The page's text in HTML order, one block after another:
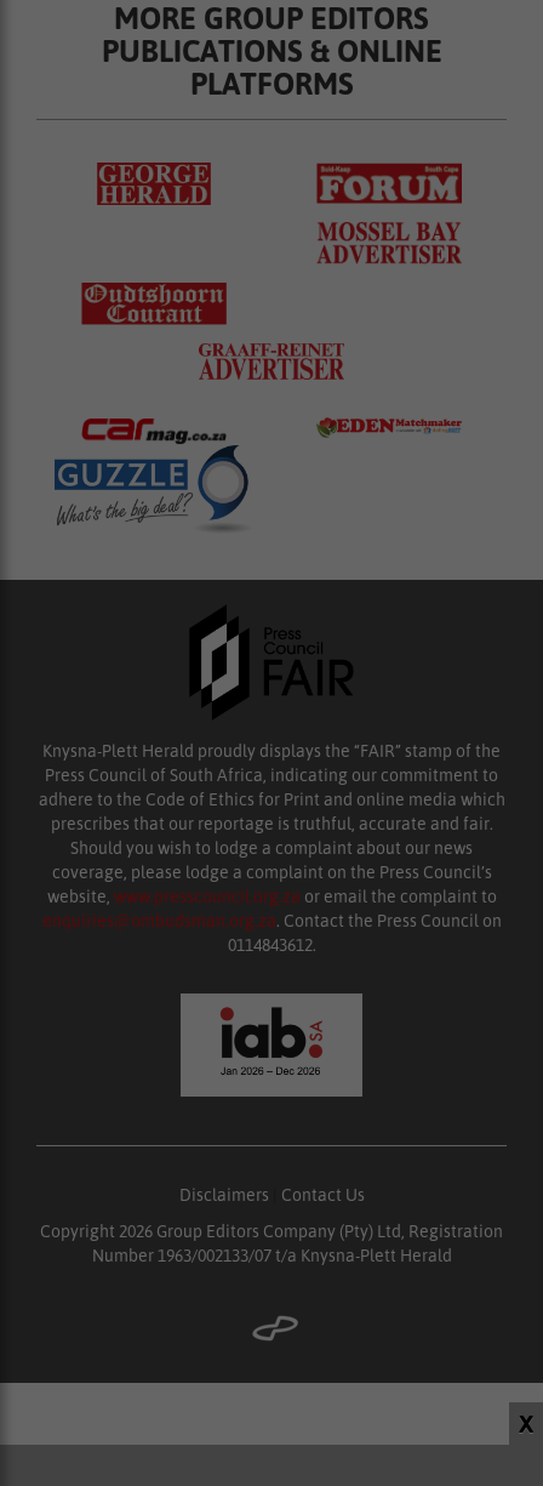
X
MORE GROUP EDITORS
PUBLICATIONS & ONLINE
PLATFORMS
Knysna-Plett Herald proudly displays the “FAIR” stamp of the
Press Council of South Africa, indicating our commitment to
adhere to the Code of Ethics for Print and online media which
prescribes that our reportage is truthful, accurate and fair.
Should you wish to lodge a complaint about our news
coverage, please lodge a complaint on the Press Council’s
website, www.presscouncil.org.za or email the complaint to
enquiries@ombudsman.org.za. Contact the Press Council on
0114843612.
Disclaimers
Contact Us
Copyright 2026 Group Editors Company (Pty) Ltd, Registration
Number 1963/002133/07 t/a Knysna-Plett Herald